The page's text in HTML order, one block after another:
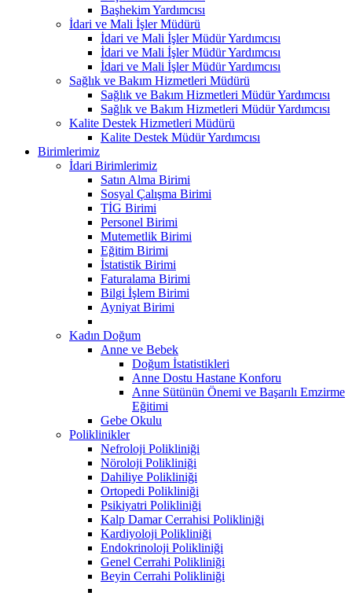
Başhekim Yardımcısı
İdari ve Mali İşler Müdürü
İdari ve Mali İşler Müdür Yardımcısı
İdari ve Mali İşler Müdür Yardımcısı
İdari ve Mali İşler Müdür Yardımcısı
Sağlık ve Bakım Hizmetleri Müdürü
Sağlık ve Bakım Hizmetleri Müdür Yardımcısı
Sağlık ve Bakım Hizmetleri Müdür Yardımcısı
Kalite Destek Hizmetleri Müdürü
Kalite Destek Müdür Yardımcısı
Birimlerimiz
İdari Birimlerimiz
Satın Alma Birimi
Sosyal Çalışma Birimi
TİG Birimi
Personel Birimi
Mutemetlik Birimi
Eğitim Birimi
İstatistik Birimi
Faturalama Birimi
Bilgi İşlem Birimi
Ayniyat Birimi
Kadın Doğum
Anne ve Bebek
Doğum İstatistikleri
Anne Dostu Hastane Konforu
Anne Sütünün Önemi ve Başarılı Emzirme
Eğitimi
Gebe Okulu
Poliklinikler
Nefroloji Polikliniği
Nöroloji Polikliniği
Dahiliye Polikliniği
Ortopedi Polikliniği
Psikiyatri Polikliniği
Kalp Damar Cerrahisi Polikliniği
Kardiyoloji Polikliniği
Endokrinoloji Polikliniği
Genel Cerrahi Polikliniği
Beyin Cerrahi Polikliniği